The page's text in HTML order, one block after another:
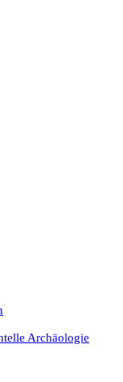
Archäologie